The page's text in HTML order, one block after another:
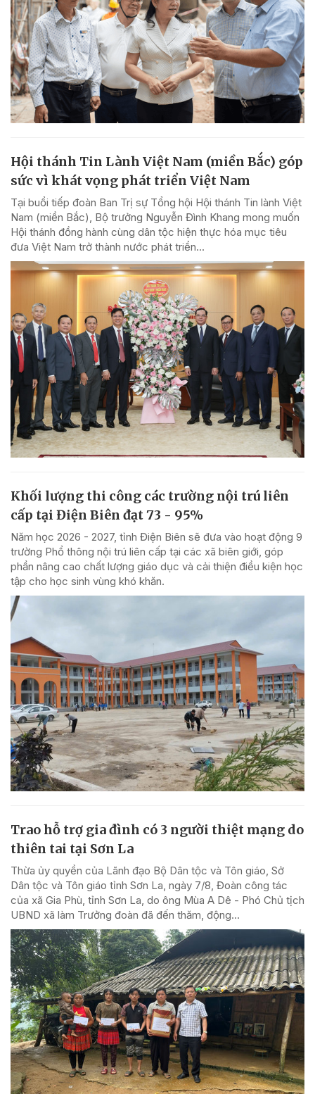
Hội thánh Tin Lành Việt Nam (miền Bắc) góp
sức vì khát vọng phát triển Việt Nam
Tại buổi tiếp đoàn Ban Trị sự Tổng hội Hội thánh Tin lành Việt
Nam (miền Bắc), Bộ trưởng Nguyễn Đình Khang mong muốn
Hội thánh đồng hành cùng dân tộc hiện thực hóa mục tiêu
đưa Việt Nam trở thành nước phát triển...
Khối lượng thi công các trường nội trú liên
cấp tại Điện Biên đạt 73 - 95%
Năm học 2026 - 2027, tỉnh Điện Biên sẽ đưa vào hoạt động 9
trường Phổ thông nội trú liên cấp tại các xã biên giới, góp
phần nâng cao chất lượng giáo dục và cải thiện điều kiện học
tập cho học sinh vùng khó khăn.
Trao hỗ trợ gia đình có 3 người thiệt mạng do
thiên tai tại Sơn La
Thừa ủy quyền của Lãnh đạo Bộ Dân tộc và Tôn giáo, Sở
Dân tộc và Tôn giáo tỉnh Sơn La, ngày 7/8, Đoàn công tác
của xã Gia Phù, tỉnh Sơn La, do ông Mùa A Dê - Phó Chủ tịch
UBND xã làm Trưởng đoàn đã đến thăm, động...